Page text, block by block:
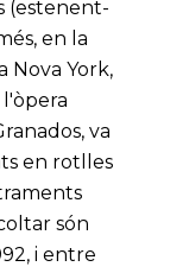
(estenent-
en la
Nova York,
va
en rotlles
són
i entre